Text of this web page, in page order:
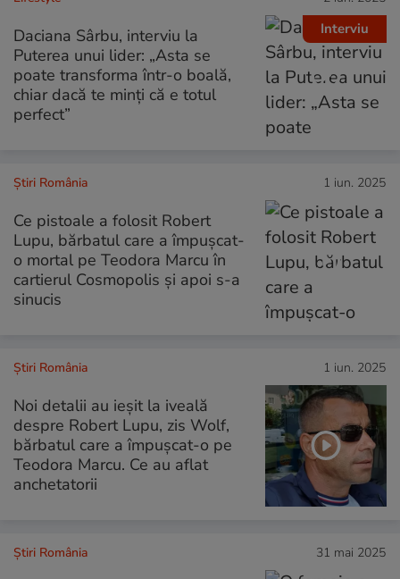
Interviu
Daciana Sârbu, interviu la
Puterea unui lider: „Asta se
poate transforma într-o boală,
chiar dacă te minți că e totul
perfect”
Știri România 1 iun. 2025
Ce pistoale a folosit Robert
Lupu, bărbatul care a împușcat-
o mortal pe Teodora Marcu în
cartierul Cosmopolis și apoi s-a
sinucis
Știri România 1 iun. 2025
Noi detalii au ieșit la iveală
despre Robert Lupu, zis Wolf,
bărbatul care a împușcat-o pe
Teodora Marcu. Ce au aflat
anchetatorii
Știri România 31 mai 2025